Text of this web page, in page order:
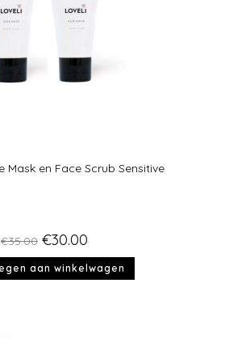
Mask en Face Scrub Sensitive
€35.00 €30.00
aan winkelwagen